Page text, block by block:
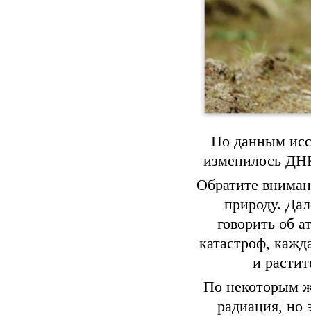
По данным
изменилось
Обратите
природу.
говорить об
катастроф,
и
По некоторым
радиация, но